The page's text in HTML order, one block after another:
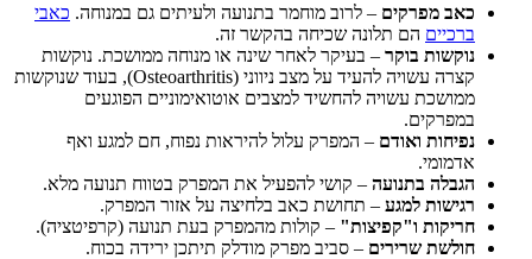
כאב מפרקים – לרוב מוחמר בתנועה ולעיתים גם במנוחה. כאבי
ברכיים הם תלונה שכיחה בהקשר זה.
נוקשות בוקר – בעיקר לאחר שינה או מנוחה ממושכת. נוקשות
קצרה עשויה להעיד על מצב ניווני (Osteoarthritis), בעוד שנוקשות
ממושכת עשויה להחשיד למצבים אוטואימוניים הפוגעים
במפרקים.
נפיחות ואודם – המפרק עלול להיראות נפוח, חם למגע ואף
אדמומי.
הגבלה בתנועה – קושי להפעיל את המפרק בטווח תנועה מלא.
רגישות למגע – תחושת כאב בלחיצה על אזור המפרק.
חריקות ו"קפיצות" – קולות מהמפרק בעת תנועה (קרפיטציה).
חולשת שרירים – סביב מפרק מודלק תיתכן ירידה בכוח.